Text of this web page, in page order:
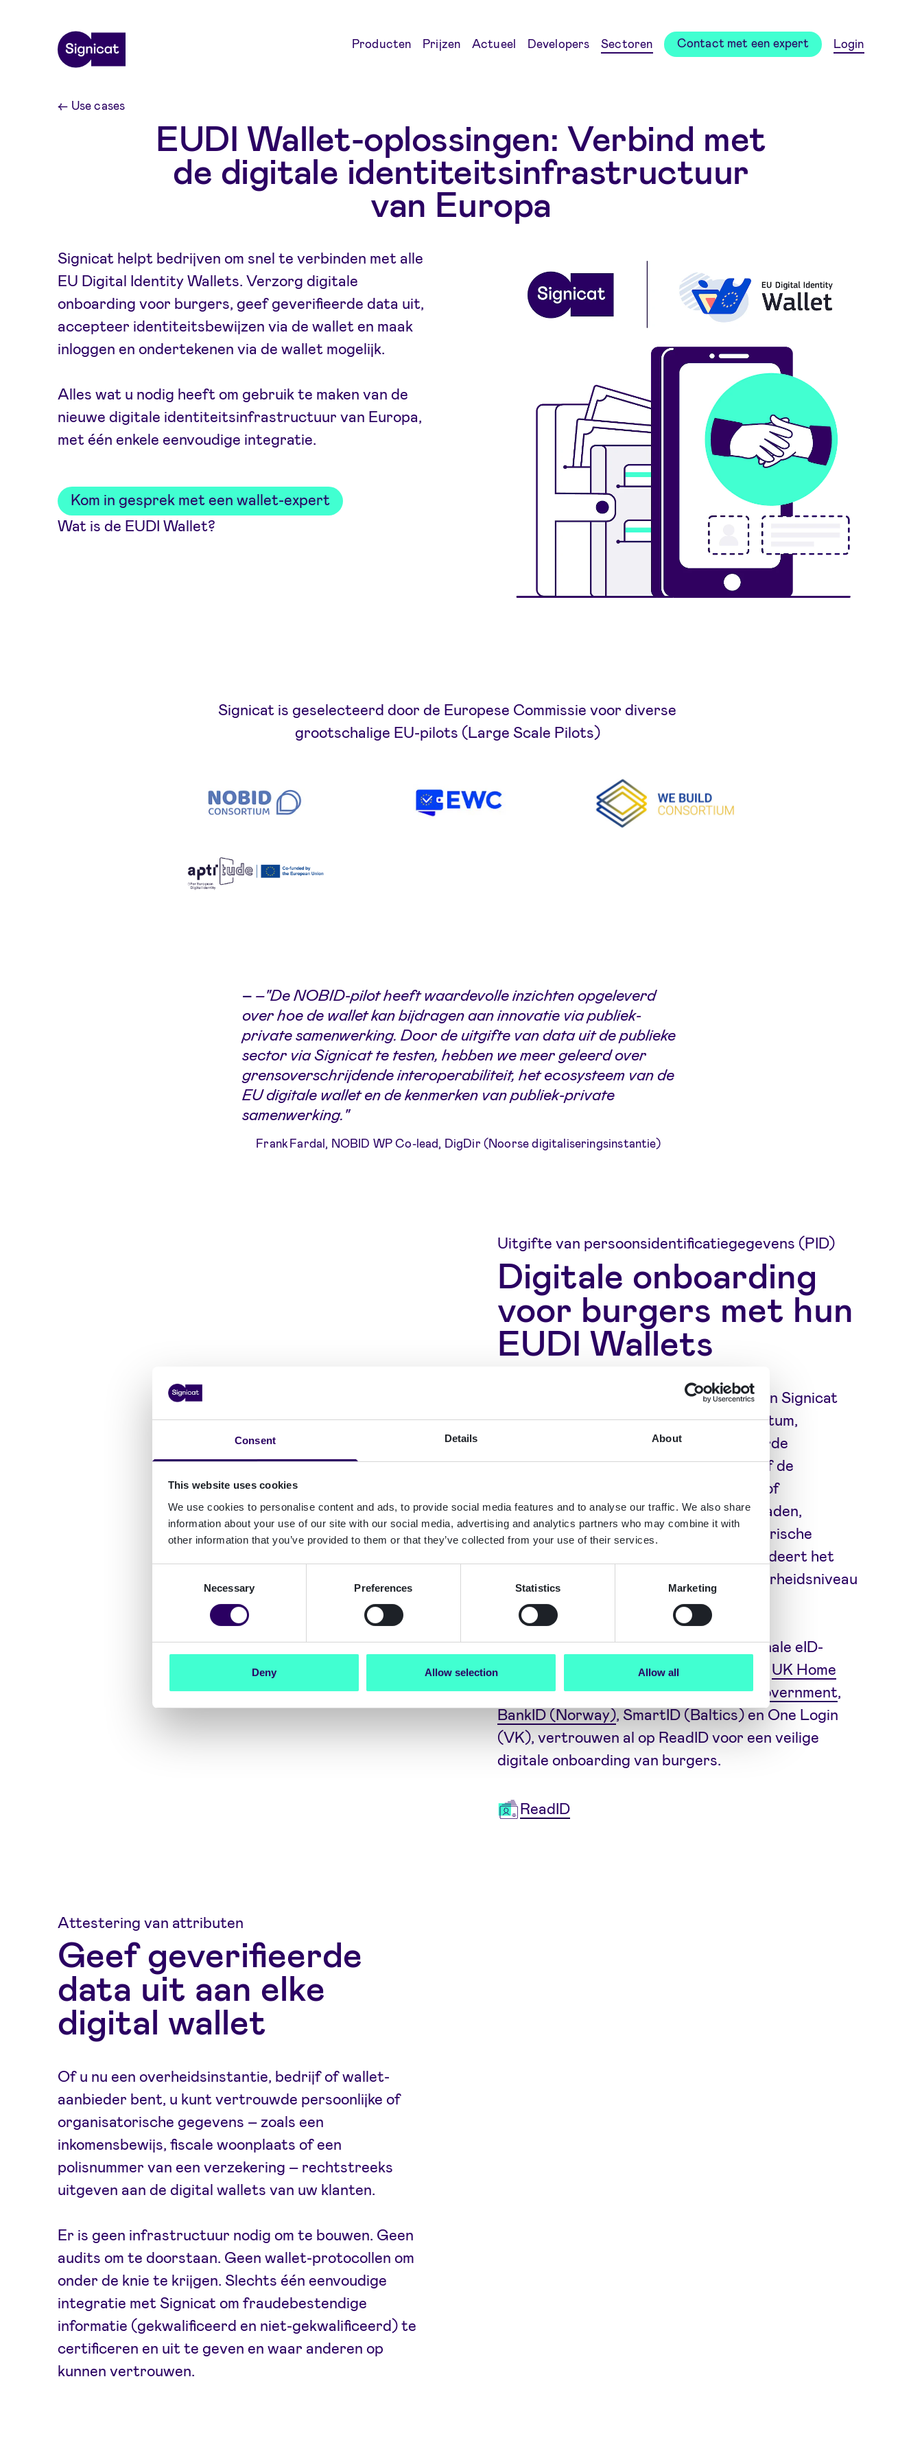
Consent Details About
This website uses cookies
We use cookies to personalise content and ads, to provide social media features and to analyse our traffic. We also share
information about your use of our site with our social media, advertising and analytics partners who may combine it with
other information that you’ve provided to them or that they’ve collected from your use of their services.
Necessary Preferences Statistics Marketing
Deny Allow selection Allow all
Producten Prijzen Actueel Developers Sectoren Contact met een expert Login
← Use cases
EUDI Wallet-oplossingen: Verbind met
de digitale identiteitsinfrastructuur
van Europa
Signicat helpt bedrijven om snel te verbinden met alle
EU Digital Identity Wallets. Verzorg digitale
onboarding voor burgers, geef geverifieerde data uit,
accepteer identiteitsbewijzen via de wallet en maak
inloggen en ondertekenen via de wallet mogelijk.
Alles wat u nodig heeft om gebruik te maken van de
nieuwe digitale identiteitsinfrastructuur van Europa,
met één enkele eenvoudige integratie.
Kom in gesprek met een wallet-expert
Wat is de EUDI Wallet?
Signicat is geselecteerd door de Europese Commissie voor diverse
grootschalige EU-pilots (Large Scale Pilots)
– –"De NOBID-pilot heeft waardevolle inzichten opgeleverd
over hoe de wallet kan bijdragen aan innovatie via publiek-
private samenwerking. Door de uitgifte van data uit de publieke
sector via Signicat te testen, hebben we meer geleerd over
grensoverschrijdende interoperabiliteit, het ecosysteem van de
EU digitale wallet en de kenmerken van publiek-private
samenwerking."
Frank Fardal, NOBID WP Co-lead, DigDir (Noorse digitaliseringsinstantie)
Uitgifte van persoonsidentificatiegegevens (PID)
Digitale onboarding
voor burgers met hun
EUDI Wallets
Met het op NFC gebaseerde ReadID van Signicat
kunnen inwoners hun naam, geboortedatum,
hogeresolutiefoto en andere geverifieerde
identiteitsgegevens rechtstreeks vanaf de
ingebouwde microchip in hun paspoort of
verblijfsvergunning naar hun wallets inladen,
simpelweg met hun smartphone. Biometrische
controle op fysieke aanwezigheid garandeert het
identiteitsbewijs op eIDAS-betrouwbaarheidsniveau
'Hoog' (Level of Assurance High).
Overheden, wallet-aanbieders en nationale eID-
schema's in heel Europa, waaronder het UK Home
Office, hetDanish Agency for Digital Government,
BankID (Norway), SmartID (Baltics) en One Login
(VK), vertrouwen al op ReadID voor een veilige
digitale onboarding van burgers.
ReadID
Attestering van attributen
Geef geverifieerde
data uit aan elke
digital wallet
Of u nu een overheidsinstantie, bedrijf of wallet-
aanbieder bent, u kunt vertrouwde persoonlijke of
organisatorische gegevens – zoals een
inkomensbewijs, fiscale woonplaats of een
polisnummer van een verzekering – rechtstreeks
uitgeven aan de digital wallets van uw klanten.
Er is geen infrastructuur nodig om te bouwen. Geen
audits om te doorstaan. Geen wallet-protocollen om
onder de knie te krijgen. Slechts één eenvoudige
integratie met Signicat om fraudebestendige
informatie (gekwalificeerd en niet-gekwalificeerd) te
certificeren en uit te geven en waar anderen op
kunnen vertrouwen.